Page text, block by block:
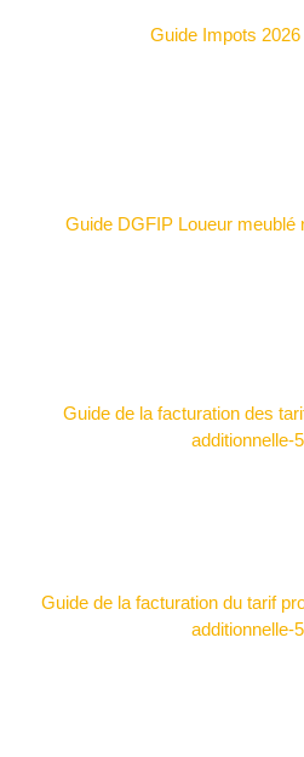
Guide Impots
Guide DGFIP Loueur meublé
Guide de la facturation des
additionnelle-
Guide de la facturation du tarif
additionnelle-